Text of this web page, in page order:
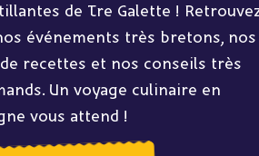
de Tre Galette !
événements très bretons, nos
recettes et nos conseils très
Un voyage culinaire en
vous attend !